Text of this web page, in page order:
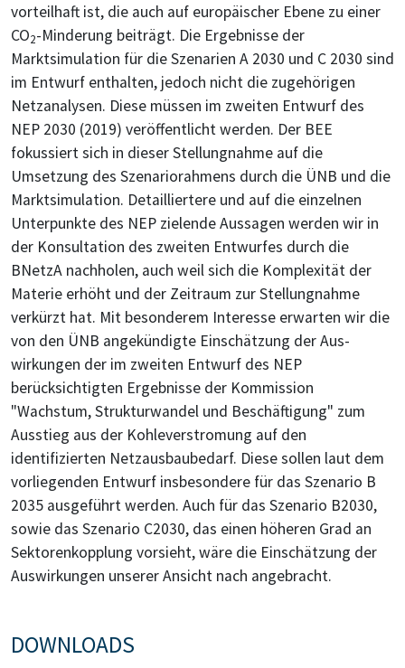
vorteilhaft ist, die auch auf europäischer Ebene zu einer
CO2-Minderung beiträgt. Die Ergebnisse der
Marktsimulation für die Szenarien A 2030 und C 2030 sind
im Entwurf enthalten, jedoch nicht die zugehörigen
Netzanalysen. Diese müssen im zweiten Entwurf des
NEP 2030 (2019) veröffentlicht werden. Der BEE
fokussiert sich in dieser Stellungnahme auf die
Umsetzung des Szenariorahmens durch die ÜNB und die
Marktsimulation. Detailliertere und auf die einzelnen
Unterpunkte des NEP zielende Aussagen werden wir in
der Konsultation des zweiten Entwurfes durch die
BNetzA nachholen, auch weil sich die Komplexität der
Materie erhöht und der Zeitraum zur Stellungnahme
verkürzt hat. Mit besonderem Interesse erwarten wir die
von den ÜNB angekündigte Einschätzung der Aus-
wirkungen der im zweiten Entwurf des NEP
berücksichtigten Ergebnisse der Kommission
"Wachstum, Strukturwandel und Beschäftigung" zum
Ausstieg aus der Kohleverstromung auf den
identifizierten Netzausbaubedarf. Diese sollen laut dem
vorliegenden Entwurf insbesondere für das Szenario B
2035 ausgeführt werden. Auch für das Szenario B2030,
sowie das Szenario C2030, das einen höheren Grad an
Sektorenkopplung vorsieht, wäre die Einschätzung der
Auswirkungen unserer Ansicht nach angebracht.
DOWNLOADS